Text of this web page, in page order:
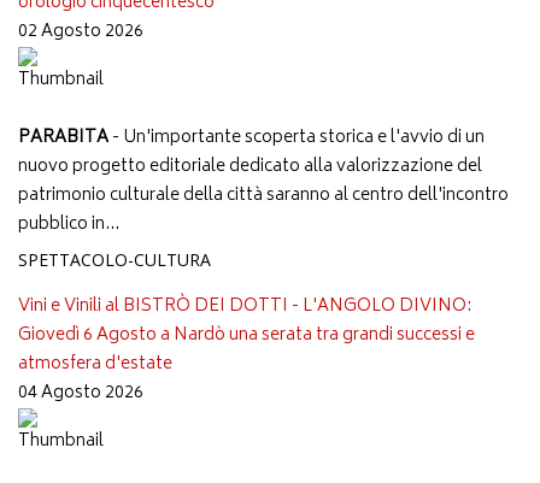
02 Agosto 2026
PARABITA- Un'importante scoperta storica e l'avvio di un
nuovo progetto editoriale dedicato alla valorizzazione del
patrimonio culturale della città saranno al centro dell'incontro
pubblico in...
SPETTACOLO-CULTURA
Vini e Vinili al BISTRÒ DEI DOTTI - L'ANGOLO DIVINO:
Giovedì 6 Agosto a Nardò una serata tra grandi successi e
atmosfera d'estate
04 Agosto 2026